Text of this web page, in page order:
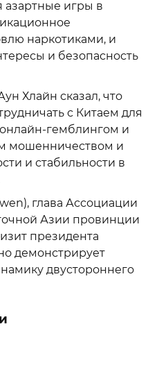
азартные игры в
наркотиками, и
и безопасность
Хлайн сказал, что
с Китаем для
гемблингом и
мошенничеством и
и стабильности в
глава Ассоциации
Азии провинции
президента
демонстрирует
двустороннего